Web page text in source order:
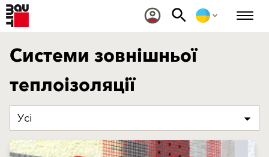
Системи зовнішньої
теплоізоляції
Усі